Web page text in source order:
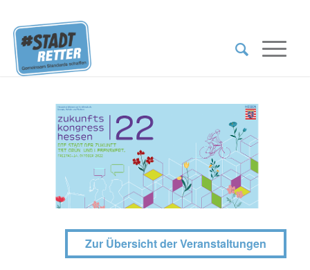
Zur Übersicht der Veranstaltungen